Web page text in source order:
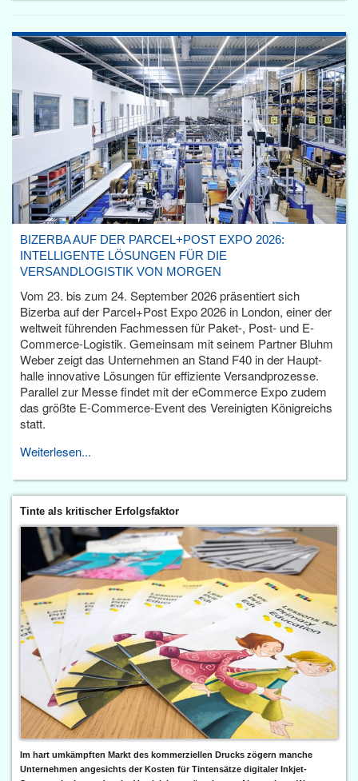
BIZERBA AUF DER PARCEL+POST EXPO 2026:
INTELLIGENTE LÖSUNGEN FÜR DIE
VERSANDLOGISTIK VON MORGEN
Vom 23. bis zum 24. September 2026 präsentiert sich
Bizerba auf der Parcel+Post Expo 2026 in London, einer der
weltweit führenden Fachmessen für Paket-, Post- und E-
Commerce-Logistik. Gemeinsam mit seinem Partner Bluhm
Weber zeigt das Unternehmen an Stand F40 in der Haupt­
halle innovative Lösungen für effiziente Versandprozesse.
Parallel zur Messe findet mit der eCommerce Expo zudem
das größte E-Commerce-Event des Vereinigten Königreichs
statt.
Weiterlesen...
Tinte als kritischer Erfolgsfaktor
Im hart umkämpften Markt des kommerziellen Drucks zögern manche
Unternehmen angesichts der Kosten für Tintensätze digitaler Inkjet-